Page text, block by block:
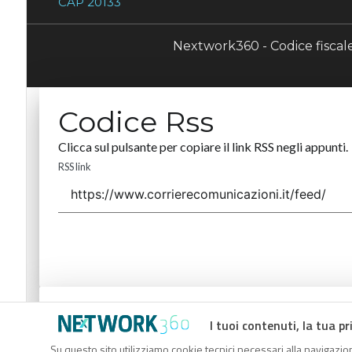
I tuoi contenuti, la tua
Nextwork360 - Codice
Codice Rss
Clicca sul pulsante per copiare il link RSS negli appunti.
RSS link
Codice Rss
Clicca sul pulsante per copiare il link RSS negli appunti.